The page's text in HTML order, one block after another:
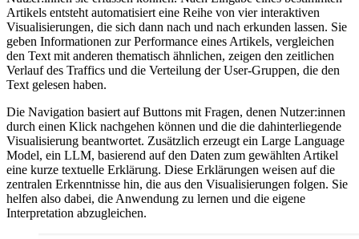
Artikels entsteht automatisiert eine Reihe von vier interaktiven
Visualisierungen, die sich dann nach und nach erkunden lassen. Sie
geben Informationen zur Performance eines Artikels, vergleichen
den Text mit anderen thematisch ähnlichen, zeigen den zeitlichen
Verlauf des Traffics und die Verteilung der User-Gruppen, die den
Text gelesen haben.
Die Navigation basiert auf Buttons mit Fragen, denen Nutzer:innen
durch einen Klick nachgehen können und die die dahinterliegende
Visualisierung beantwortet. Zusätzlich erzeugt ein Large Language
Model, ein LLM, basierend auf den Daten zum gewählten Artikel
eine kurze textuelle Erklärung. Diese Erklärungen weisen auf die
zentralen Erkenntnisse hin, die aus den Visualisierungen folgen. Sie
helfen also dabei, die Anwendung zu lernen und die eigene
Interpretation abzugleichen.